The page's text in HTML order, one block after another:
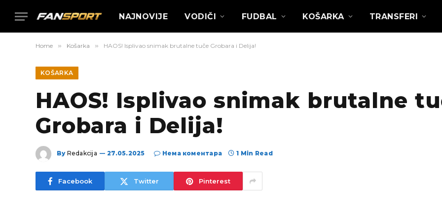
NAJNOVIJE VODIČI FUDBAL KOŠARKA TRANSFERI
Home » Košarka » HAOS! Isplivao snimak brutalne tuče Grobara i Delija!
KOŠARKA
HAOS! Isplivao snimak brutalne
Grobara i Delija!
By Redakcija 27.05.2025 Нема коментара 1 Min Read
Facebook Twitter Pinterest